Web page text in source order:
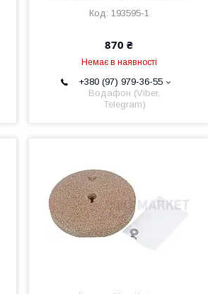
193595-1
870 ₴
Немає в наявності
+380 (97) 979-36-55
Водафон (Viber,
Telegram)